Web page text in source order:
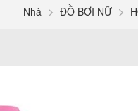
Nhà ĐỒ BƠI NỮ